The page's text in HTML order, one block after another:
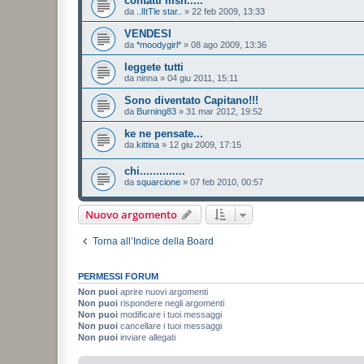
da ..lItTle star.. » 22 feb 2009, 13:33
VENDESI
da *moodygirl* » 08 ago 2009, 13:36
leggete tutti
da ninna » 04 giu 2011, 15:11
Sono diventato Capitano!!!
da Burning83 » 31 mar 2012, 19:52
ke ne pensate...
da kittina » 12 giu 2009, 17:15
chi..............
da squarcione » 07 feb 2010, 00:57
Nuovo argomento
Torna all’Indice della Board
PERMESSI FORUM
Non puoi aprire nuovi argomenti
Non puoi rispondere negli argomenti
Non puoi modificare i tuoi messaggi
Non puoi cancellare i tuoi messaggi
Non puoi inviare allegati